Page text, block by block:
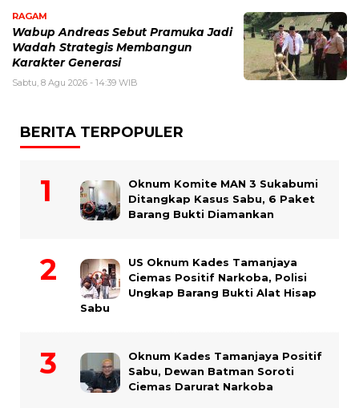
RAGAM
Wabup Andreas Sebut Pramuka Jadi
Wadah Strategis Membangun
Karakter Generasi ‎
Sabtu, 8 Agu 2026 - 14:39 WIB
BERITA TERPOPULER
Oknum Komite MAN 3 Sukabumi
Ditangkap Kasus Sabu, 6 Paket
Barang Bukti Diamankan
US Oknum Kades Tamanjaya
Ciemas Positif Narkoba, Polisi
Ungkap Barang Bukti Alat Hisap
Sabu
Oknum Kades Tamanjaya Positif
Sabu, Dewan Batman Soroti
Ciemas Darurat Narkoba